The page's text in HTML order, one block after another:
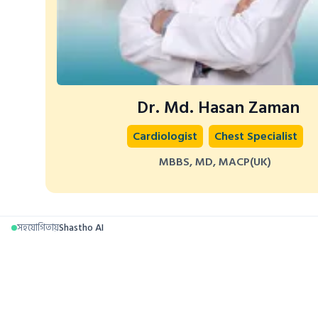
Dr. Md. Hasan Zaman
Cardiologist
Chest Specialist
MBBS, MD, MACP(UK)
সহযোগিতায়Shastho AI